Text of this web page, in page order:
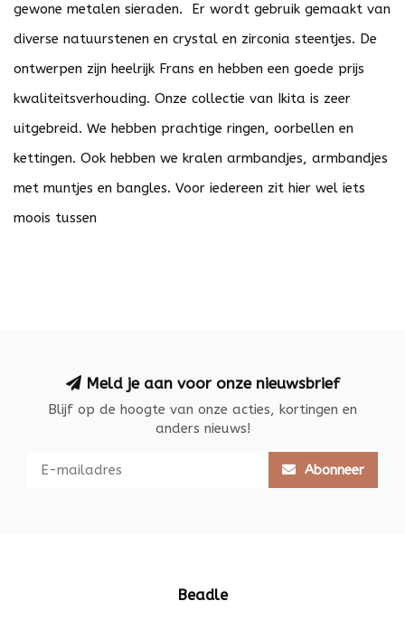
gewone metalen sieraden. Er wordt gebruik gemaakt van
diverse natuurstenen en crystal en zirconia steentjes. De
ontwerpen zijn heelrijk Frans en hebben een goede prijs
kwaliteitsverhouding. Onze collectie van Ikita is zeer
uitgebreid. We hebben prachtige ringen, oorbellen en
kettingen. Ook hebben we kralen armbandjes, armbandjes
met muntjes en bangles. Voor iedereen zit hier wel iets
moois tussen
Meld je aan voor onze nieuwsbrief
Blijf op de hoogte van onze acties, kortingen en
anders nieuws!
Abonneer
Beadle